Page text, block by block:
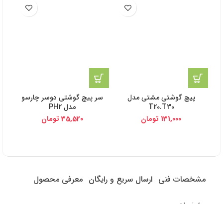
پیچ گوشتی مشتی مدل
T20.T30
131,000 تومان
سر پیچ گوشتی دوسر چارسو
مدل PH2
35,520 تومان
مشخصات فنی ارسال سریع و رایگان معرفی محصول